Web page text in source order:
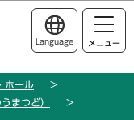
動
Language メニュー
ホール
まつど）